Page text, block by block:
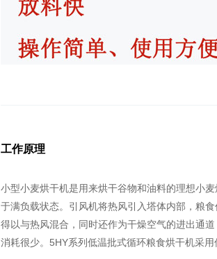
工作原理
小型小麦烘干机是用来烘干谷物和油料的理想小
于满负载状态。引风机将热风引入塔体内部，粮
得以与热风混合，同时还作为干燥空气的进出通
消耗很少。5HY系列低温批式循环粮食烘干机采用